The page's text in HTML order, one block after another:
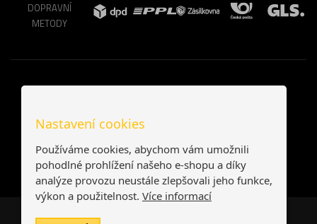
DOPRAVNÍ
METODY
Nastavení cookies
Používáme cookies, abychom vám umožnili
pohodlné prohlížení našeho e-shopu a díky
analýze provozu neustále zlepšovali jeho funkce,
výkon a použitelnost. Více informací